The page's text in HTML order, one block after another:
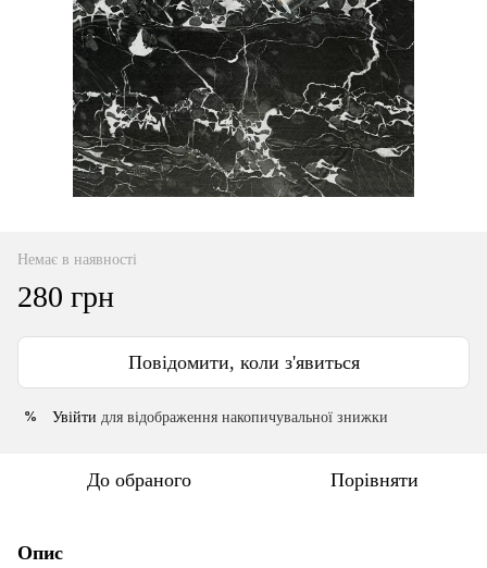
Немає в наявності
280 грн
Повідомити, коли з'явиться
% Увійти для відображення накопичувальної знижки
До обраного Порівняти
Опис